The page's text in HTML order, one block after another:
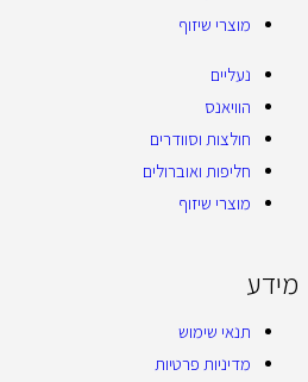
מוצרי שיזוף
נעליים
הוויאנס
חולצות וסוודרים
חליפות ואוברולים
מוצרי שיזוף
מידע
תנאי שימוש
מדיניות פרטיות